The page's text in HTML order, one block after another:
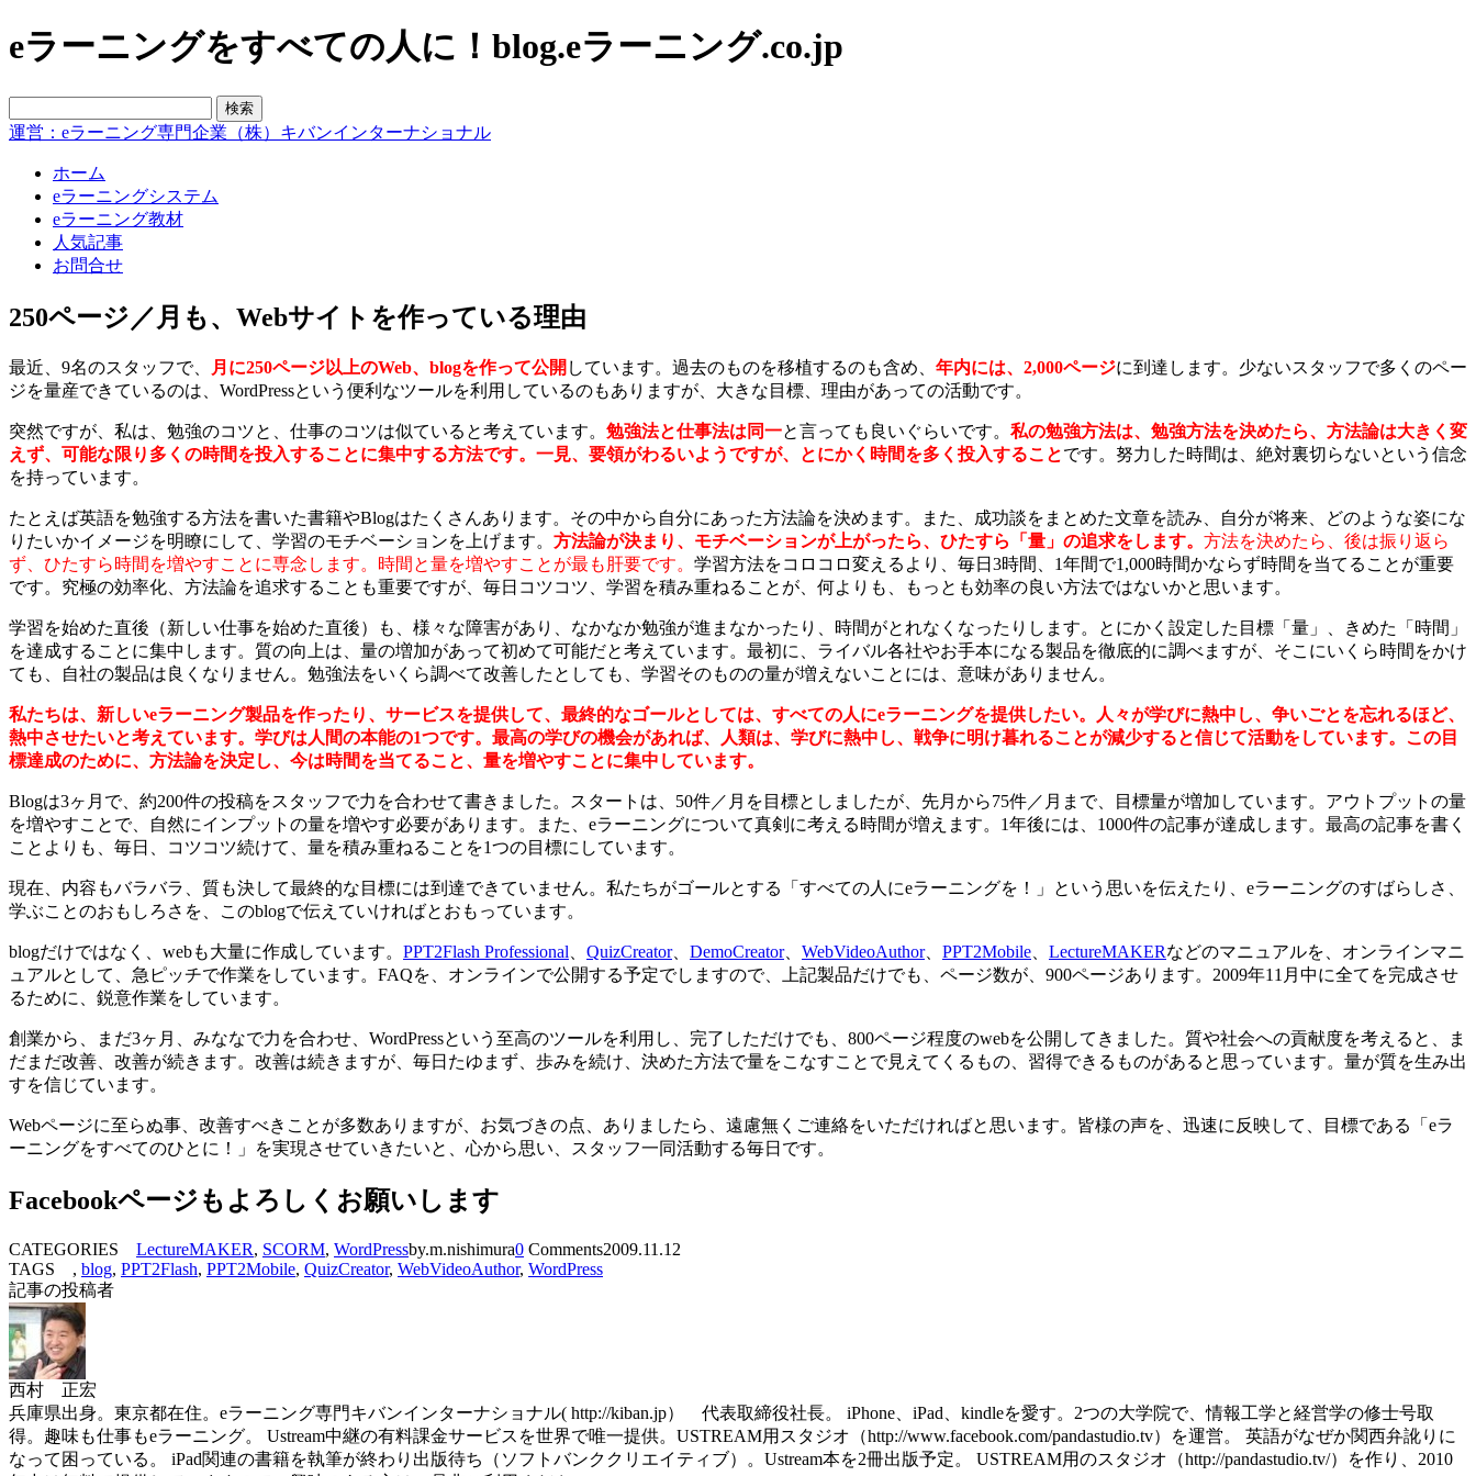
eラーニングをすべての人に！blog.eラーニング.co.jp
運営：eラーニング専門企業（株）キバンインターナショナル
ホーム
eラーニングシステム
eラーニング教材
人気記事
お問合せ
250ページ／月も、Webサイトを作っている理由
最近、9名のスタッフで、 月に250ページ以上のWeb、blogを作って公開 しています。過去のものを移植するのも含め、 年内には、2,000ページに到達します。少ないスタッフで多くのペー
ジを量産できているのは、WordPressという便利なツールを利用しているのもありますが、大きな目標、理由があっての活動です。
突然ですが、私は、勉強のコツと、仕事のコツは似ていると考えています。 勉強法と仕事法は同一と言っても良いぐらいです。 私の勉強方法は、勉強方法を決めたら、方法論は大きく変
えず、可能な限り多くの時間を投入することに集中する方法です。一見、要領がわるいようですが、とにかく時間を多く投入することです。努力した時間は、絶対裏切らないという信念
を持っています。
たとえば英語を勉強する方法を書いた書籍やBlogはたくさんあります。その中から自分にあった方法論を決めます。また、成功談をまとめた文章を読み、自分が将来、どのような姿にな
りたいかイメージを明瞭にして、学習のモチベーションを上げます。 方法論が決まり、モチベーションが上がったら、ひたすら「量」の追求をします。 方法を決めたら、後は振り返ら
ず、ひたすら時間を増やすことに専念します。時間と量を増やすことが最も肝要です。 学習方法をコロコロ変えるより、毎日3時間、1年間で1,000時間かならず時間を当てることが重要
です。究極の効率化、方法論を追求することも重要ですが、毎日コツコツ、学習を積み重ねることが、何よりも、もっとも効率の良い方法ではないかと思います。
学習を始めた直後（新しい仕事を始めた直後）も、様々な障害があり、なかなか勉強が進まなかったり、時間がとれなくなったりします。とにかく設定した目標「量」、きめた「時間」
を達成することに集中します。質の向上は、量の増加があって初めて可能だと考えています。最初に、ライバル各社やお手本になる製品を徹底的に調べますが、そこにいくら時間をかけ
ても、自社の製品は良くなりません。勉強法をいくら調べて改善したとしても、学習そのものの量が増えないことには、意味がありません。
私たちは、新しいeラーニング製品を作ったり、サービスを提供して、最終的なゴールとしては、すべての人にeラーニングを提供したい。人々が学びに熱中し、争いごとを忘れるほど、
熱中させたいと考えています。学びは人間の本能の1つです。最高の学びの機会があれば、人類は、学びに熱中し、戦争に明け暮れることが減少すると信じて活動をしています。この目
標達成のために、方法論を決定し、今は時間を当てること、量を増やすことに集中しています。
Blogは3ヶ月で、約200件の投稿をスタッフで力を合わせて書きました。スタートは、50件／月を目標としましたが、先月から75件／月まで、目標量が増加しています。アウトプットの量
を増やすことで、自然にインプットの量を増やす必要があります。また、eラーニングについて真剣に考える時間が増えます。1年後には、1000件の記事が達成します。最高の記事を書く
ことよりも、毎日、コツコツ続けて、量を積み重ねることを1つの目標にしています。
現在、内容もバラバラ、質も決して最終的な目標には到達できていません。私たちがゴールとする「すべての人にeラーニングを！」という思いを伝えたり、eラーニングのすばらしさ、
学ぶことのおもしろさを、このblogで伝えていければとおもっています。
blogだけではなく、webも大量に作成しています。 PPT2Flash Professional QuizCreator、 DemoCreator、 WebVideoAuthor、 PPT2Mobile LectureMAKERなどのマニュアルを、オンラインマニ
ュアルとして、急ピッチで作業をしています。FAQを、オンラインで公開する予定でしますので、上記製品だけでも、ページ数が、900ページあります。2009年11月中に全てを完成させ
るために、鋭意作業をしています。
創業から、まだ3ヶ月、みななで力を合わせ、WordPressという至高のツールを利用し、完了しただけでも、800ページ程度のwebを公開してきました。質や社会への貢献度を考えると、ま
だまだ改善、改善が続きます。改善は続きますが、毎日たゆまず、歩みを続け、決めた方法で量をこなすことで見えてくるもの、習得できるものがあると思っています。量が質を生み出
すを信じています。
Webページに至らぬ事、改善すべきことが多数ありますが、お気づきの点、ありましたら、遠慮無くご連絡をいただければと思います。皆様の声を、迅速に反映して、目標である「eラ
ーニングをすべてのひとに！」を実現させていきたいと、心から思い、スタッフ一同活動する毎日です。
Facebookページもよろしくお願いします
CATEGORIES LectureMAKER, SCORM, WordPressby.m.nishimura0 Comments2009.11.12
TAGS , blog, PPT2Flash, PPT2Mobile, QuizCreator, WebVideoAuthor, WordPress
記事の投稿者
西村 正宏
兵庫県出身。東京都在住。eラーニング専門キバンインターナショナル( http://kiban.jp） 代表取締役社長。 iPhone、iPad、kindleを愛す。2つの大学院で、情報工学と経営学の修士号取
得。趣味も仕事もeラーニング。 Ustream中継の有料課金サービスを世界で唯一提供。USTREAM用スタジオ（http://www.facebook.com/pandastudio.tv）を運営。 英語がなぜか関西弁訛りに
なって困っている。 iPad関連の書籍を執筆が終わり出版待ち（ソフトバンククリエイティブ）。Ustream本を2冊出版予定。 USTREAM用のスタジオ（http://pandastudio.tv/）を作り、2010